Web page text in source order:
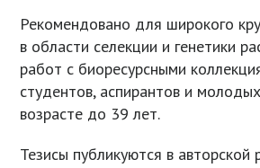
Рекомендовано для широкого
в области селекции и генетики
работ с биоресурсными
студентов, аспирантов и
возрасте до 39 лет.
Тезисы публикуются в авторской